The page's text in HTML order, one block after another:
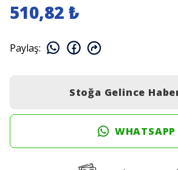
510,82 ₺
Paylaş:
Stoğa Gelince
WHATSAPP